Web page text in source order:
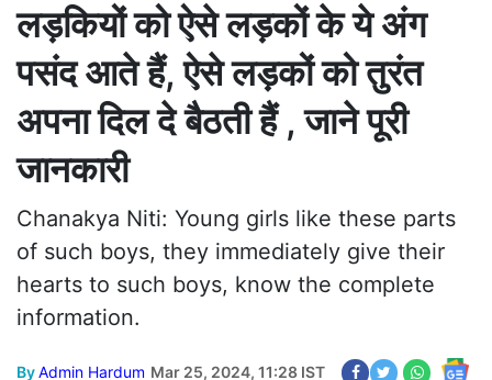
लड़कियों को ऐसे लड़कों के ये अंग
पसंद आते हैं, ऐसे लड़कों को तुरंत
अपना दिल दे बैठती हैं , जाने पूरी
जानकारी
Chanakya Niti: Young girls like these parts
of such boys, they immediately give their
hearts to such boys, know the complete
information.
ByAdmin Hardum Mar 25, 2024, 11:28 IST